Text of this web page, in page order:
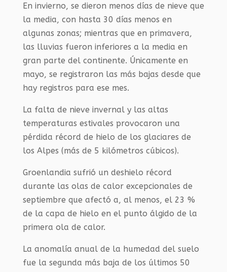
En invierno, se dieron menos días de nieve que
la media, con hasta 30 días menos en
algunas zonas; mientras que en primavera,
las lluvias fueron inferiores a la media en
gran parte del continente. Únicamente en
mayo, se registraron las más bajas desde que
hay registros para ese mes.
La falta de nieve invernal y las altas
temperaturas estivales provocaron una
pérdida récord de hielo de los glaciares de
los Alpes (más de 5 kilómetros cúbicos).
Groenlandia sufrió un deshielo récord
durante las olas de calor excepcionales de
septiembre que afectó a, al menos, el 23 %
de la capa de hielo en el punto álgido de la
primera ola de calor.
La anomalía anual de la humedad del suelo
fue la segunda más baja de los últimos 50